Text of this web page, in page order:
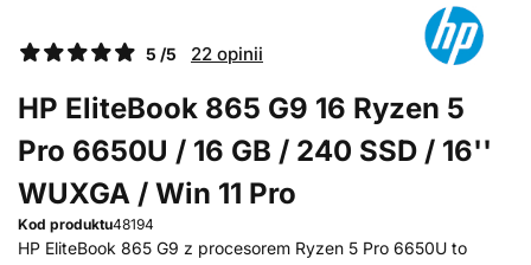
5 /5 22 opinii
HP EliteBook 865 G9 16 Ryzen 5
Pro 6650U / 16 GB / 240 SSD / 16''
WUXGA / Win 11 Pro
Kod produktu48194
HP EliteBook 865 G9 z procesorem Ryzen 5 Pro 6650U to